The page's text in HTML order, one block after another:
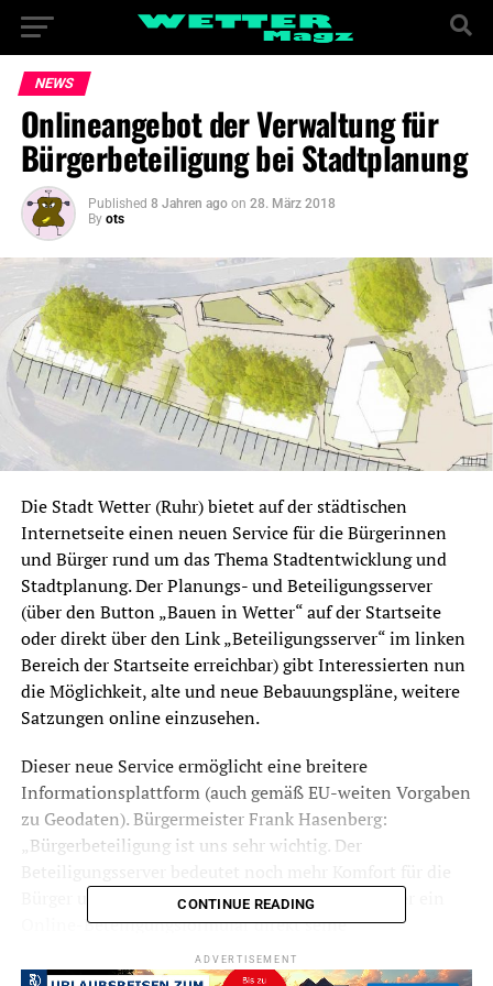
NEWS
Onlineangebot der Verwaltung für
Bürgerbeteiligung bei Stadtplanung
Published 8 Jahren ago on 28. März 2018
By ots
Die Stadt Wetter (Ruhr) bietet auf der städtischen
Internetseite einen neuen Service für die Bürgerinnen
und Bürger rund um das Thema Stadtentwicklung und
Stadtplanung. Der Planungs- und Beteiligungsserver
(über den Button „Bauen in Wetter“ auf der Startseite
oder direkt über den Link „Beteiligungsserver“ im linken
Bereich der Startseite erreichbar) gibt Interessierten nun
die Möglichkeit, alte und neue Bebauungspläne, weitere
Satzungen online einzusehen.
Dieser neue Service ermöglicht eine breitere
Informationsplattform (auch gemäß EU-weiten Vorgaben
zu Geodaten). Bürgermeister Frank Hasenberg:
„Bürgerbeteiligung ist uns sehr wichtig. Der
Bürger und bietet Ihnen die Gelegenheit, uns über ein
Online-Beteiligungsformular direkt seine
Stellungnahmen zu Beteiligungsverfahren zu schicken.
Wir erhoffen uns dadurch eine noch größere
CONTINUE READING
ADVERTISEMENT